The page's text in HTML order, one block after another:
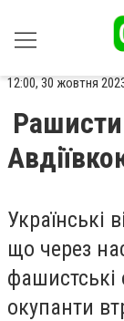
12:00, 30 жовтня
Рашисти
Українські
що через
фашистські
окупанти